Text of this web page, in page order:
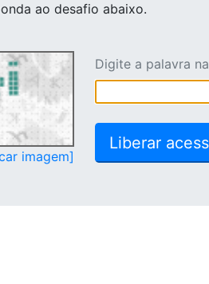
ao desafio abaixo.
imagem]
Digite a palavra